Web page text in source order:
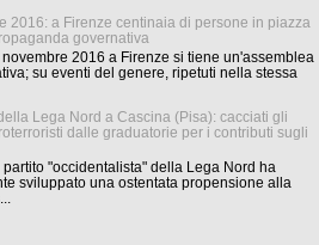
2016: a Firenze centinaia di persone in piazza
governativa
2016 a Firenze si tiene un'assemblea
su eventi del genere, ripetuti nella stessa
Lega Nord a Cascina (Pisa): cacciati gli
dalle graduatorie per i contributi sugli
partito "occidentalista" della Lega Nord ha
sviluppato una ostentata propensione alla